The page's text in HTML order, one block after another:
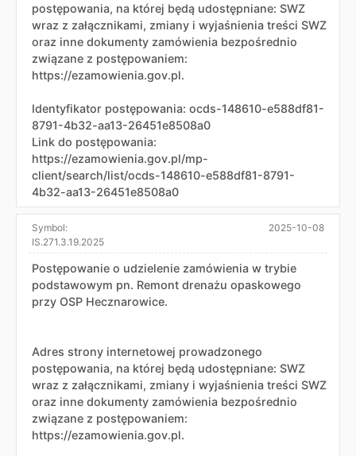
postępowania, na której będą udostępniane: SWZ
wraz z załącznikami, zmiany i wyjaśnienia treści SWZ
oraz inne dokumenty zamówienia bezpośrednio
związane z postępowaniem:
https://ezamowienia.gov.pl.
Identyfikator postępowania: ocds-148610-e588df81-
8791-4b32-aa13-26451e8508a0
Link do postępowania:
https://ezamowienia.gov.pl/mp-
client/search/list/ocds-148610-e588df81-8791-
4b32-aa13-26451e8508a0
Symbol:
IS.271.3.19.2025
2025-10-08
Postępowanie o udzielenie zamówienia w trybie
podstawowym pn. Remont drenażu opaskowego
przy OSP Hecznarowice.
Adres strony internetowej prowadzonego
postępowania, na której będą udostępniane: SWZ
wraz z załącznikami, zmiany i wyjaśnienia treści SWZ
oraz inne dokumenty zamówienia bezpośrednio
związane z postępowaniem:
https://ezamowienia.gov.pl.